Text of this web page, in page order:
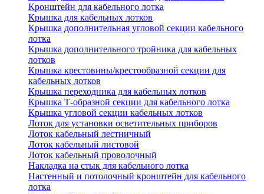
Кронштейн для кабельного лотка
Крышка для кабельных лотков
Крышка дополнительная угловой секции кабельного
лотка
Крышка дополнительного тройника для кабельных
лотков
Крышка крестовины/крестообразной секции для
кабельных лотков
Крышка переходника для кабельных лотков
Крышка Т-образной секции для кабельного лотка
Крышка угловой секции кабельных лотков
Лоток для установки осветительных приборов
Лоток кабельный лестничный
Лоток кабельный листовой
Лоток кабельный проволочный
Накладка на стык для кабельного лотка
Настенный и потолочный кронштейн для кабельного
лотка